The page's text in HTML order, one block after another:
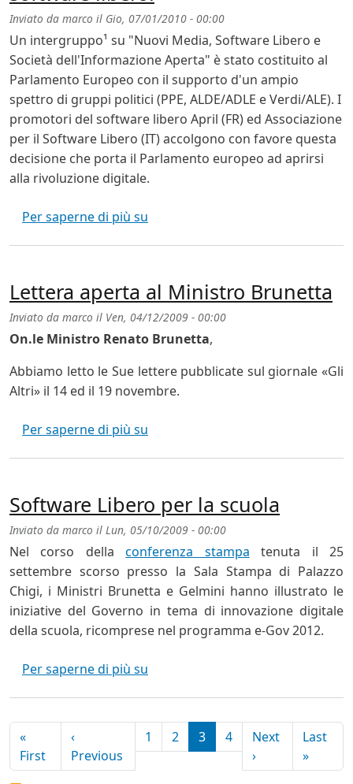
Inviato da marco il Gio, 07/01/2010 - 00:00
Un intergruppo¹ su "Nuovi Media, Software Libero e
Società dell'Informazione Aperta" è stato costituito al
Parlamento Europeo con il supporto d'un ampio
spettro di gruppi politici (PPE, ALDE/ADLE e Verdi/ALE). I
promotori del software libero April (FR) ed Associazione
per il Software Libero (IT) accolgono con favore questa
decisione che porta il Parlamento europeo ad aprirsi
alla rivoluzione digitale.
Per saperne di più su
Lettera aperta al Ministro Brunetta
Inviato da marco il Ven, 04/12/2009 - 00:00
On.le Ministro Renato Brunetta,
Abbiamo letto le Sue lettere pubblicate sul giornale «Gli
Altri» il 14 ed il 19 novembre.
Per saperne di più su
Software Libero per la scuola
Inviato da marco il Lun, 05/10/2009 - 00:00
Nel corso dellaconferenza stampa tenuta il 25
settembre scorso presso la Sala Stampa di Palazzo
Chigi, i Ministri Brunetta e Gelmini hanno illustrato le
iniziative del Governo in tema di innovazione digitale
della scuola, ricomprese nel programma e-Gov 2012.
Per saperne di più su
Paginazione
«
FirstPrima pagina
‹
Previous Pagina precedente
1 2 3 4
Next
›Pagina
Last
»Ultima